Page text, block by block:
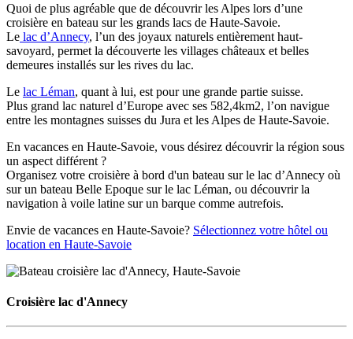
Quoi de plus agréable que de découvrir les Alpes lors d’une
croisière en bateau sur les grands lacs de Haute-Savoie.
Le lac d’Annecy, l’un des joyaux naturels entièrement haut-
savoyard, permet la découverte les villages châteaux et belles
demeures installés sur les rives du lac.
Le lac Léman, quant à lui, est pour une grande partie suisse.
Plus grand lac naturel d’Europe avec ses 582,4km2, l’on navigue
entre les montagnes suisses du Jura et les Alpes de Haute-Savoie.
En vacances en Haute-Savoie, vous désirez découvrir la région sous
un aspect différent ?
Organisez votre croisière à bord d'un bateau sur le lac d’Annecy où
sur un bateau Belle Epoque sur le lac Léman, ou découvrir la
navigation à voile latine sur un barque comme autrefois.
Envie de vacances en Haute-Savoie? Sélectionnez votre hôtel ou
location en Haute-Savoie
Croisière lac d'Annecy